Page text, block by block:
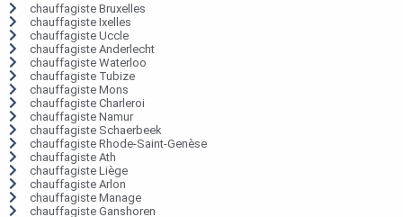
chauffagiste Bruxelles
chauffagiste Ixelles
chauffagiste Uccle
chauffagiste Anderlecht
chauffagiste Waterloo
chauffagiste Tubize
chauffagiste Mons
chauffagiste Charleroi
chauffagiste Namur
chauffagiste Schaerbeek
chauffagiste Rhode-Saint-Genèse
chauffagiste Ath
chauffagiste Liège
chauffagiste Arlon
chauffagiste Manage
chauffagiste Ganshoren